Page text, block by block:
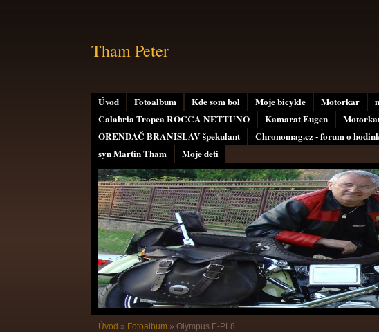
Úvod Fotoalbum Kde som bol Moje bicykle Motorkar
Calabria Tropea ROCCA NETTUNO
Kamarat Eugen
ORENDAČ BRANISLAV špekulant
Chronomag.cz - forum o
syn Martin Tham
Moje deti
Tham Peter
Úvod » Fotoalbum » Olympus E-PL8